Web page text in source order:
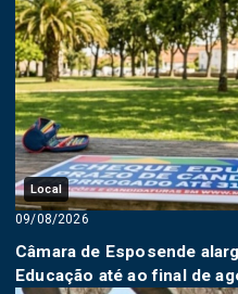
Local
09/08/2026
Câmara de Esposende
Educação até ao final de